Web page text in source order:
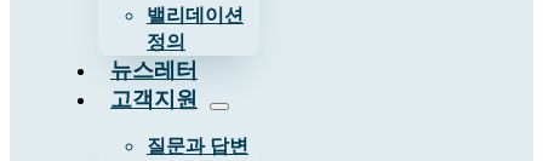
밸리데이션
정의
뉴스레터
고객지원
질문과 답변